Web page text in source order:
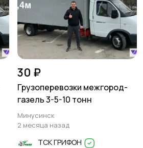
30 ₽
Грузоперевозки межгород-
газель 3-5-10 тонн
Минусинск
2 месяца назад
ТСК ГРИФОН